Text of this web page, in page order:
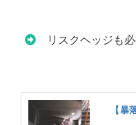
リスクヘッジも必
【暴